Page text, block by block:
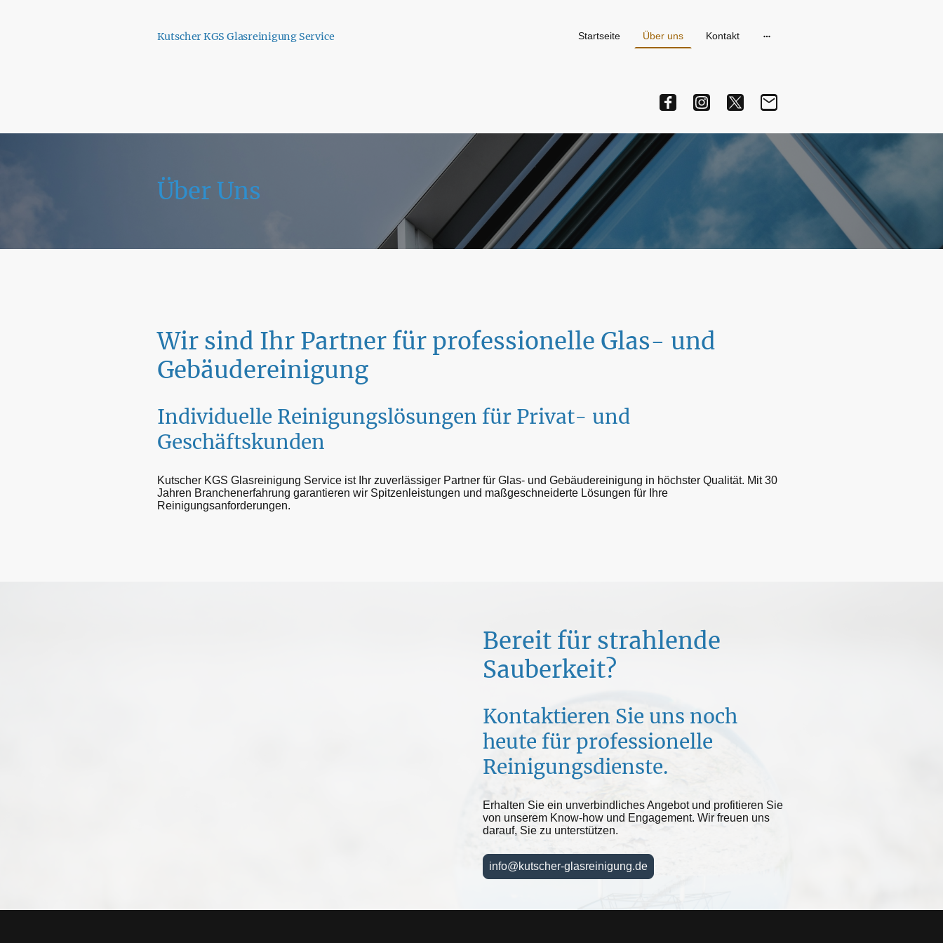
Kutscher KGS Glasreinigung Service Startseite Über uns Kontakt
Über Uns
Wir sind Ihr Partner für professionelle Glas- und
Gebäudereinigung
Individuelle Reinigungslösungen für Privat- und
Geschäftskunden
Kutscher KGS Glasreinigung Service ist Ihr zuverlässiger Partner für Glas- und Gebäudereinigung in höchster Qualität. Mit 30
Jahren Branchenerfahrung garantieren wir Spitzenleistungen und maßgeschneiderte Lösungen für Ihre
Reinigungsanforderungen.
Bereit für strahlende
Sauberkeit?
Kontaktieren Sie uns noch
heute für professionelle
Reinigungsdienste.
Erhalten Sie ein unverbindliches Angebot und profitieren Sie
von unserem Know-how und Engagement. Wir freuen uns
darauf, Sie zu unterstützen.
info@kutscher-glasreinigung.de